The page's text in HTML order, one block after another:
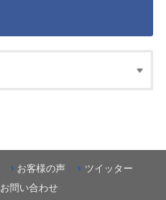
お客様の声
ツイッター
お問い合わせ